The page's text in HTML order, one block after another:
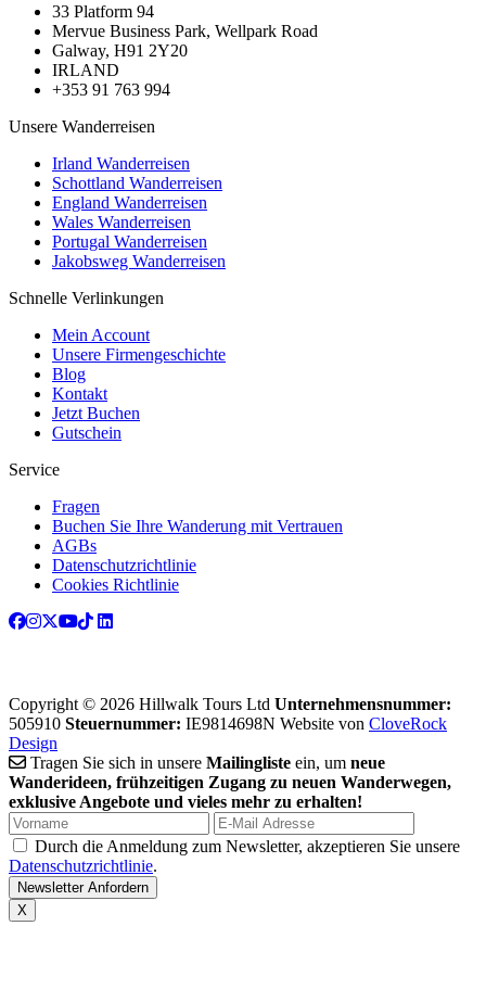
33 Platform 94
Mervue Business Park, Wellpark Road
Galway, H91 2Y20
IRLAND
+353 91 763 994
Unsere Wanderreisen
Irland Wanderreisen
Schottland Wanderreisen
England Wanderreisen
Wales Wanderreisen
Portugal Wanderreisen
Jakobsweg Wanderreisen
Schnelle Verlinkungen
Mein Account
Unsere Firmengeschichte
Blog
Kontakt
Jetzt Buchen
Gutschein
Service
Fragen
Buchen Sie Ihre Wanderung mit Vertrauen
AGBs
Datenschutzrichtlinie
Cookies Richtlinie
Copyright © 2026 Hillwalk Tours Ltd Unternehmensnummer:
505910 Steuernummer: IE9814698N Website von CloveRock
Design
Tragen Sie sich in unsere Mailingliste ein, um neue
Wanderideen, frühzeitigen Zugang zu neuen Wanderwegen,
exklusive Angebote und vieles mehr zu erhalten!
Durch die Anmeldung zum Newsletter, akzeptieren Sie unsere
Datenschutzrichtlinie.
X